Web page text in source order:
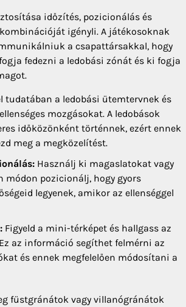
időzítés, pozicionálás és
igényli. A játékosoknak
a csapattársakkal, hogy
fedezni a ledobási zónát és ki fogja
tudatában a ledobási ütemtervnek és
mozgásokat. A ledobások
időközönként történnek, ezért ennek
meg a megközelítést.
Használj ki magaslatokat vagy
módon pozicionálj, hogy gyors
legyenek, amikor az ellenséggel
Figyeld a mini-térképet és hallgass az
az információ segíthet felmérni az
és ennek megfelelően módosítani a
füstgránátok vagy villanógránátok